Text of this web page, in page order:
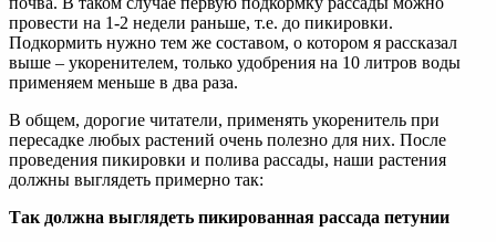
провести на 1-2 недели раньше, т.е. до пикировки.
Подкормить нужно тем же составом, о котором я рассказал
выше – укоренителем, только удобрения на 10 литров воды
применяем меньше в два раза.
В общем, дорогие читатели, применять укоренитель при
пересадке любых растений очень полезно для них. После
проведения пикировки и полива рассады, наши растения
должны выглядеть примерно так:
Так должна выглядеть пикированная рассада петунии